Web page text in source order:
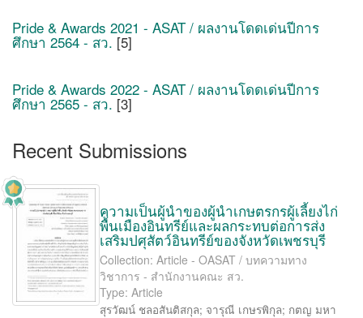
Pride & Awards 2021 - ASAT / ผลงานโดดเด่นปีการ
ศึกษา 2564 - สว. [5]
Pride & Awards 2022 - ASAT / ผลงานโดดเด่นปีการ
ศึกษา 2565 - สว. [3]
Recent Submissions
ความเป็นผู้นำของผู้นำเกษตรกรผู้เลี้ยงไก่
พื้นเมืองอินทรีย์และผลกระทบต่อการส่ง
เสริมปศุสัตว์อินทรีย์ของจังหวัดเพชรบุรี
Collection: Article - OASAT / บทความทาง
วิชาการ - สำนักงานคณะ สว.
Type: Article
สุรวัฒน์ ชลอสันติสกุล; จารุณี เกษรพิกุล; กตญ มหา